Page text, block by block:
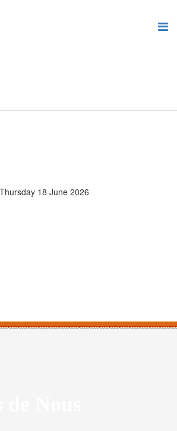
Thursday 18 June 2026